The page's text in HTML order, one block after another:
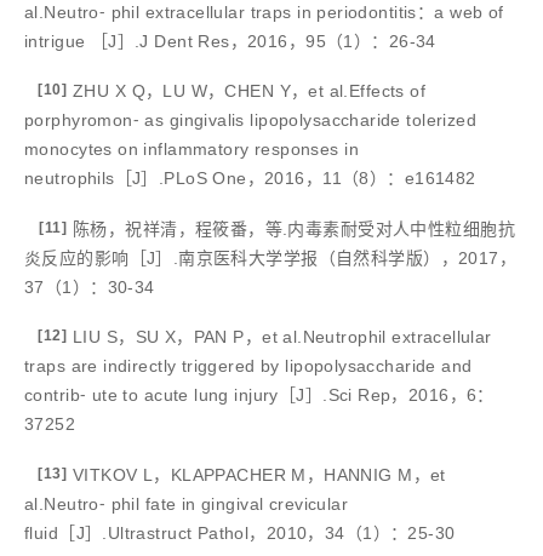
al.Neutro⁃ phil extracellular traps in periodontitis：a web of
intrigue ［J］.J Dent Res，2016，95（1）：26-34
[10] ZHU X Q，LU W，CHEN Y，et al.Effects of
porphyromon⁃ as gingivalis lipopolysaccharide tolerized
monocytes on inflammatory responses in
neutrophils［J］.PLoS One，2016，11（8）：e161482
[11] 陈杨，祝祥清，程筱番，等.内毒素耐受对人中性粒细胞抗
炎反应的影响［J］.南京医科大学学报（自然科学版），2017，
37（1）：30-34
[12] LIU S，SU X，PAN P，et al.Neutrophil extracellular
traps are indirectly triggered by lipopolysaccharide and
contrib⁃ ute to acute lung injury［J］.Sci Rep，2016，6：
37252
[13] VITKOV L，KLAPPACHER M，HANNIG M，et
al.Neutro⁃ phil fate in gingival crevicular
fluid［J］.Ultrastruct Pathol，2010，34（1）：25-30